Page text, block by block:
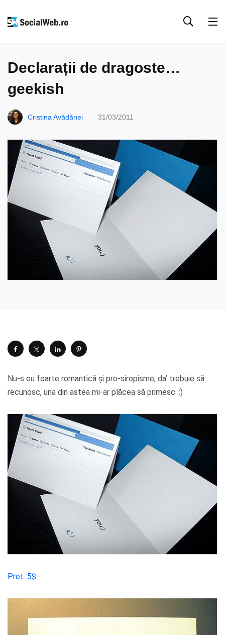
Declarații de dragoste…
geekish
Cristina Avădănei 31/03/2011
Nu-s eu foarte romantică și pro-siropisme, da’ trebuie să
recunosc, una din astea mi-ar plăcea să primesc. :)
Pret: 5$